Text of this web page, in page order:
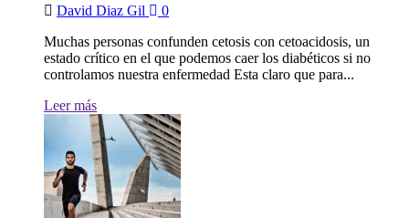
David Diaz Gil
0
Muchas personas confunden cetosis con cetoacidosis, un
estado crítico en el que podemos caer los diabéticos si no
controlamos nuestra enfermedad Esta claro que para...
Leer más